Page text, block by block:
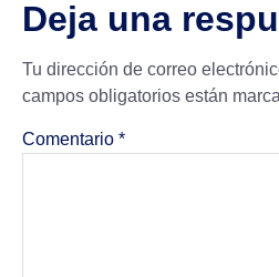
Deja una
Tu dirección de correo
campos obligatorios están
Comentario *